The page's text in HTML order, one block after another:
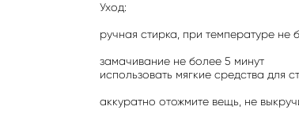
Уход:
ручная стирка, при температуре не
замачивание не более 5 минут
использовать мягкие средства для
аккуратно отожмите вещь, не